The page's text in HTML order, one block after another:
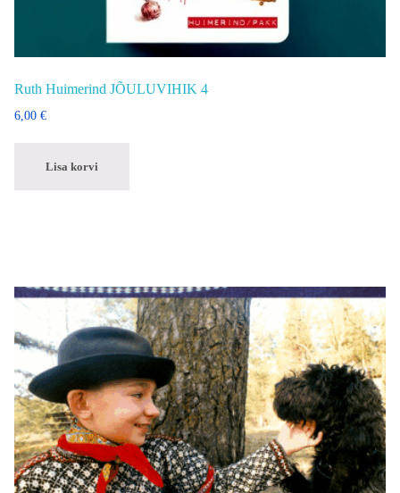
Ruth Huimerind JÕULUVIHIK 4
6,00 €
Lisa korvi